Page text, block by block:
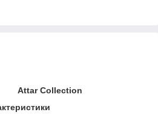
Attar Collection